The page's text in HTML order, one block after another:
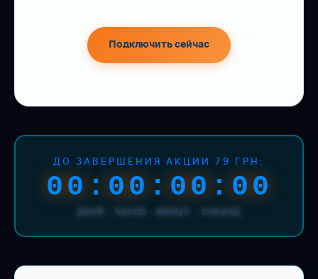
Подключить сейчас
ДО ЗАВЕРШЕНИЯ АКЦИИ 79 ГРН:
00:00:00:00
дней : часов : минут : секунд